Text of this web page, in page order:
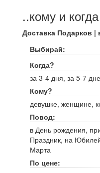
..кому и
Доставка Подарков |
Выбирай:
Когда?
за 3-4 дня, за 5-7
Кому?
девушке, женщине,
Повод:
в День рождения,
Праздник, на
Марта
По цене: